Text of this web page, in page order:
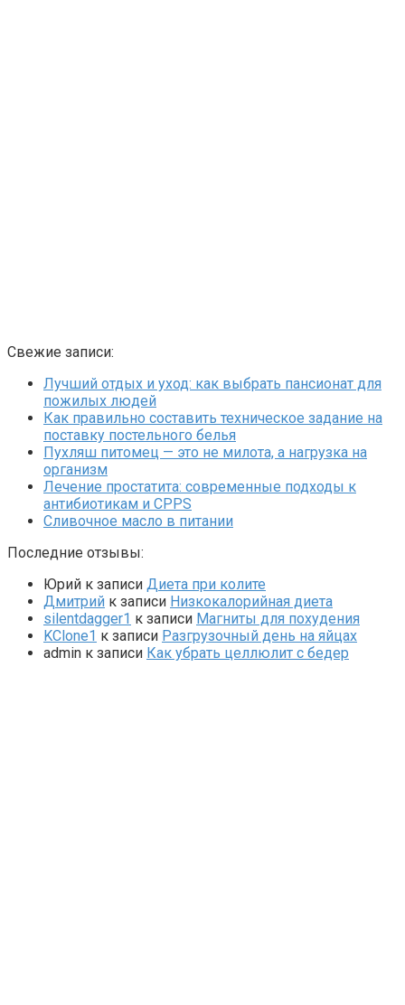
Свежие записи:
Лучший отдых и уход: как выбрать пансионат для
пожилых людей
Как правильно составить техническое задание на
поставку постельного белья
Пухляш питомец — это не милота, а нагрузка на
организм
Лечение простатита: современные подходы к
антибиотикам и CPPS
Сливочное масло в питании
Последние отзывы:
Юрий к записи Диета при колите
Дмитрий к записи Низкокалорийная диета
silentdagger1 к записи Магниты для похудения
KClone1 к записи Разгрузочный день на яйцах
admin к записи Как убрать целлюлит с бедер